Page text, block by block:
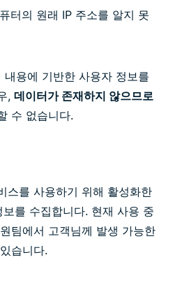
터의 원래 IP 주소를 알지 못
용에 기반한 사용자 정보를
, 데이터가 존재하지 않으므로
수 없습니다.
스를 사용하기 위해 활성화한
를 수집합니다. 현재 사용 중
팀에서 고객님께 발생 가능한
습니다.